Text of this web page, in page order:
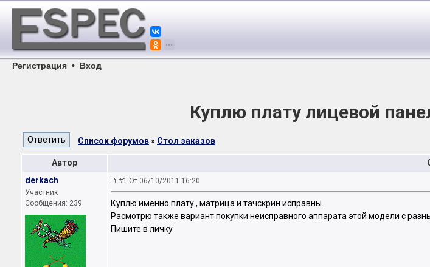
Регистрация • Вход
Куплю плату лицевой
Список форумов » Стол заказов
Автор
derkach
Участник
Сообщения: 239
#1 От 06/10/2011 16:20
Куплю именно плату , матрица и тачскрин исправны.
Расмотрю также вариант покупки неисправного аппарата этой модели с
Пишите в личку